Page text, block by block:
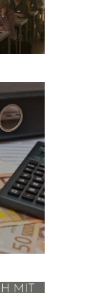
MIT